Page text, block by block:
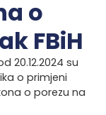
o
FBiH
20.12.2024 su
o primjeni
o porezu na